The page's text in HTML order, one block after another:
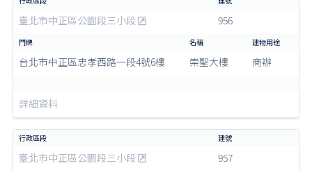
臺北市中正區公園段三小段 956
台北市中正區忠孝西路一段4號6樓 崇聖大樓 商辦
詳細資料
臺北市中正區公園段三小段 957